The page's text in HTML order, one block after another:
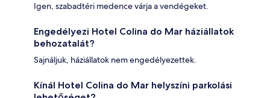
Igen, szabadtéri medence várja a vendégeket.
Engedélyezi Hotel Colina do Mar háziállatok
behozatalát?
Sajnáljuk, háziállatok nem engedélyezettek.
Kínál Hotel Colina do Mar helyszíni parkolási